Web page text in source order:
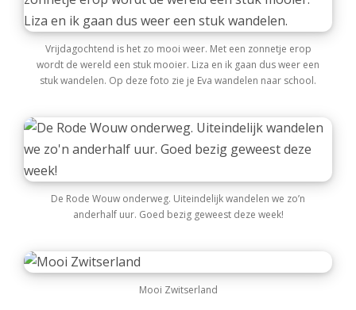
Vrijdagochtend is het zo mooi weer. Met een zonnetje erop
wordt de wereld een stuk mooier. Liza en ik gaan dus weer een
stuk wandelen. Op deze foto zie je Eva wandelen naar school.
De Rode Wouw onderweg. Uiteindelijk wandelen we zo’n
anderhalf uur. Goed bezig geweest deze week!
Mooi Zwitserland